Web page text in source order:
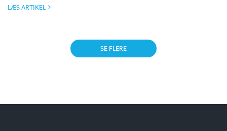
LÆS ARTIKEL
SE FLERE